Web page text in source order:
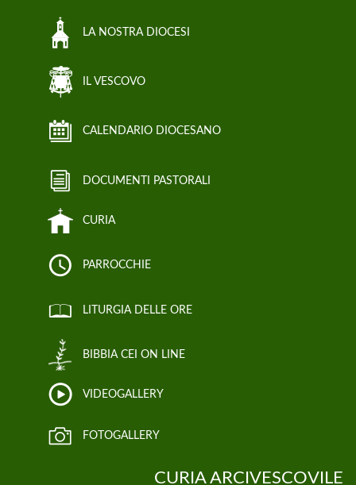
LA NOSTRA DIOCESI
IL VESCOVO
CALENDARIO DIOCESANO
DOCUMENTI PASTORALI
CURIA
PARROCCHIE
LITURGIA DELLE ORE
BIBBIA CEI ON LINE
VIDEOGALLERY
FOTOGALLERY
CURIA ARCIVESCOVILE